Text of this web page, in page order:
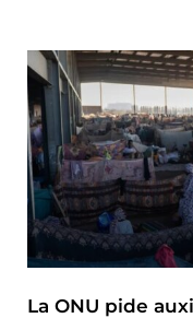
La ONU pide